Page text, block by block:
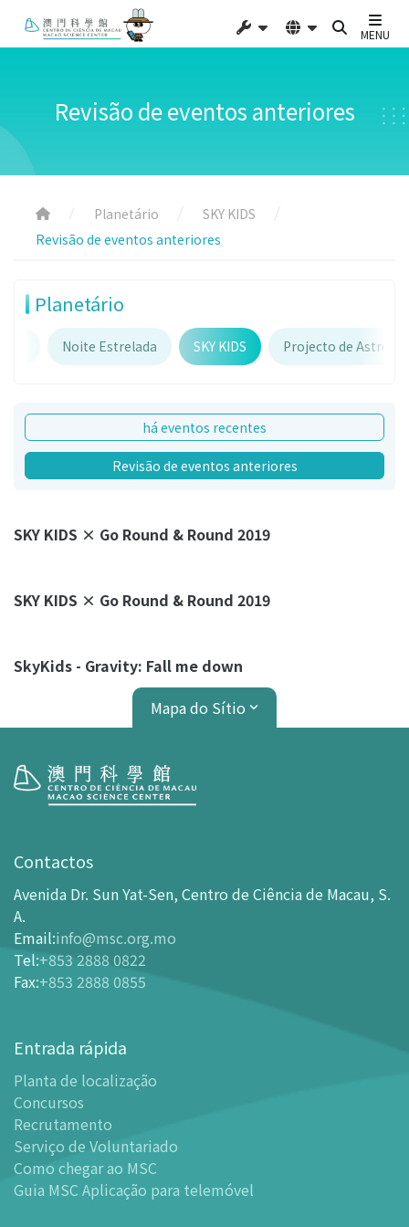
MENU
Revisão de eventos anteriores
Planetário
SKY KIDS
Revisão de eventos anteriores
Planetário
Noite Estrelada SKY KIDS Projecto de
há eventos recentes
Revisão de eventos anteriores
SKY KIDS × Go Round & Round 2019
SKY KIDS × Go Round & Round 2019
SkyKids - Gravity: Fall me down
Mapa do Sítio
Horário de Funcionamento
Como chegar ao MSC
Bilheteira
- Comprar Ingressos On-line
- Ingressos e Tabela de Descontos
- Planta de localização
- Guia MSC Aplicação para telemóvel
Instalações
-
Mundo das Crianças
- Centro de Exibições
- Planetário
Contactos
Avenida Dr. Sun Yat-Sen, Centro de Ciência de Macau, S.
A.
Email:info@msc.org.mo
Tel:+853 2888 0822
Fax:+853 2888 0855
Entrada rápida
Planta de localização
Concursos
Recrutamento
Serviço de Voluntariado
Como chegar ao MSC
Guia MSC Aplicação para telemóvel